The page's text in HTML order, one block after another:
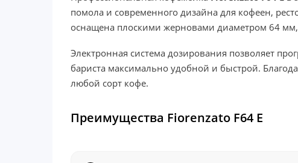
помола и современного дизайна для кофеен,
оснащена плоскими жерновами диаметром 64 мм,
Электронная система дозирования позволяет
бариста максимально удобной и быстрой.
любой сорт кофе.
Преимущества Fiorenzato F64 E